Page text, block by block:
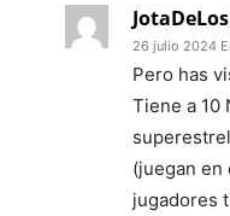
26 julio 2024
Pero has
Tiene a 10
(juegan en
jugadores